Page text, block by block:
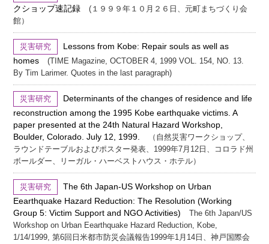
クショップ速記録
(１９９９年１０月２６日、元町まちづくり会
館）
災害研究
Lessons from Kobe: Repair souls as well as
homes
(TIME Magazine, OCTOBER 4, 1999 VOL. 154, NO. 13.
By Tim Larimer. Quotes in the last paragraph)
災害研究
Determinants of the changes of residence and life
reconstruction among the 1995 Kobe earthquake victims. A
paper presented at the 24th Natural Hazard Workshop,
Boulder, Colorado. July 12, 1999.
（自然災害ワークショップ、
ラウンドテーブルおよびポスター発表、1999年7月12日、コロラド州
ボールダー、リーガル・ハーベストハウス・ホテル）
災害研究
The 6th Japan-US Workshop on Urban
Eearthquake Hazard Reduction: The Resolution (Working
Group 5: Victim Support and NGO Activities)
The 6th Japan/US
Workshop on Urban Eearthquake Hazard Reduction, Kobe,
1/14/1999, 第6回日米都市防災会議報告1999年1月14日、神戸国際会